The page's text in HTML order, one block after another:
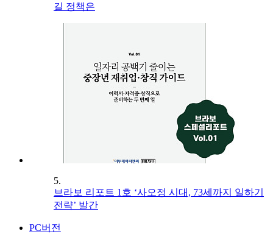
길 정책은
5.
브라보 리포트 1호 ‘사오정 시대, 73세까지 일하기
전략’ 발간
PC버전